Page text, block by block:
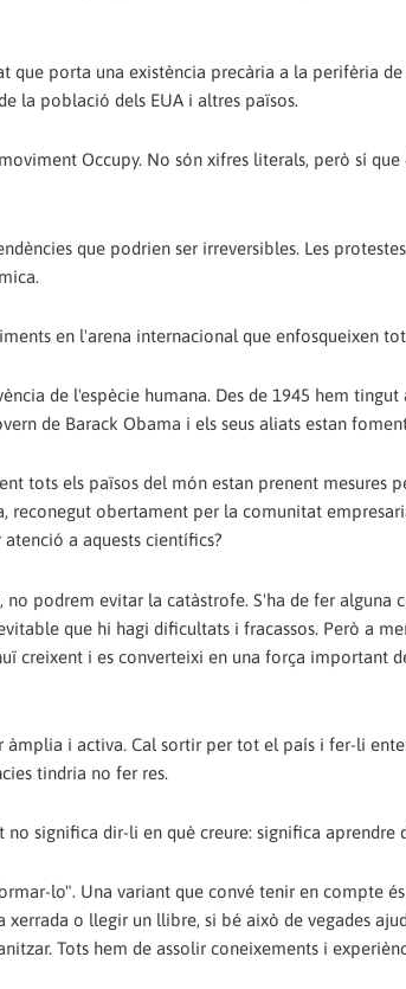
que porta una existència precària a la perifèria
la població dels EUA i altres països.
Occupy. No són xifres literals, però sí que
que podrien ser irreversibles. Les
en l'arena internacional que enfosqueixen
de l'espècie humana. Des de 1945 hem tingut
de Barack Obama i els seus aliats estan
tots els països del món estan prenent mesures
reconegut obertament per la comunitat
a aquests científics?
podrem evitar la catàstrofe. S'ha de fer alguna
que hi hagi dificultats i fracassos. Però a
creixent i es converteixi en una força important
i activa. Cal sortir per tot el país i fer-li
tindria no fer res.
significa dir-li en què creure: significa aprendre
lo". Una variant que convé tenir en compte
o llegir un llibre, si bé això de vegades
Tots hem de assolir coneixements i